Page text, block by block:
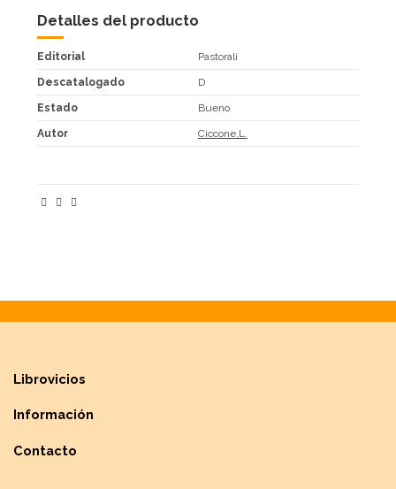
Detalles del producto
Editorial Pastorali
Descatalogado D
Estado Bueno
Autor Ciccone,L.
Librovicios
Información
Contacto